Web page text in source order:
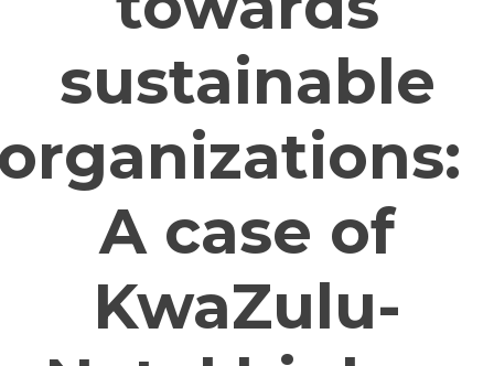
sustainable
organizations:
A case of
KwaZulu-